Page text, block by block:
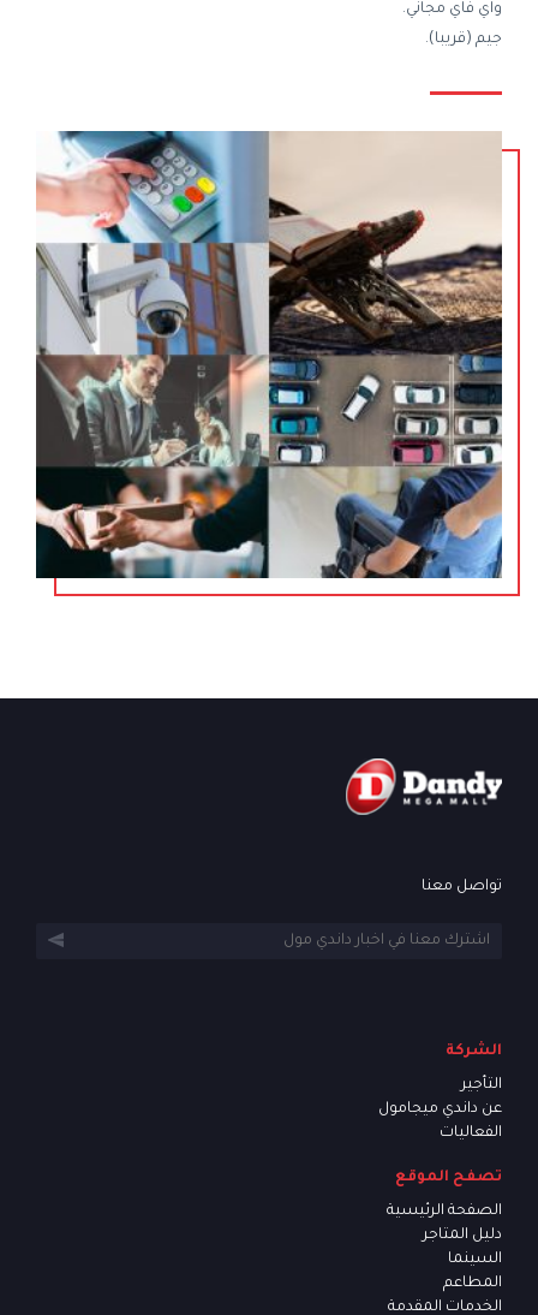
واي فاي مجاني.
جيم (قريبا).
تواصل معنا
الشركة
التأجير
عن داندي ميجامول
الفعاليات
تصفح الموقع
الصفحة الرئيسية
دليل المتاجر
السينما
المطاعم
الخدمات المقدمة